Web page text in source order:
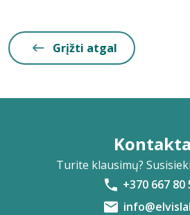
Grįžti atgal
Turite klausimų?
+370 667 80